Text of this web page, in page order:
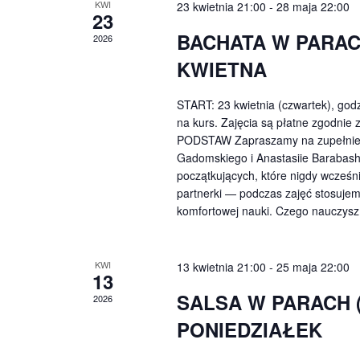
KWI
23
2026
23 kwietnia 21:00 - 28 maja 22:00
BACHATA W
KWIETNA
START: 23 kwietnia (czwartek),
na kurs. Zajęcia są płatne zgodnie
PODSTAW Zapraszamy na
Gadomskiego i Anastasiie
początkujących, które nigdy
partnerki — podczas zajęć
komfortowej nauki. Czego
KWI
13
2026
13 kwietnia 21:00 - 25 maja 22:00
SALSA W PARACH
PONIEDZIAŁEK